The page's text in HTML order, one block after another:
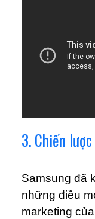
3. Chiến
Samsung đã
những điều
marketing